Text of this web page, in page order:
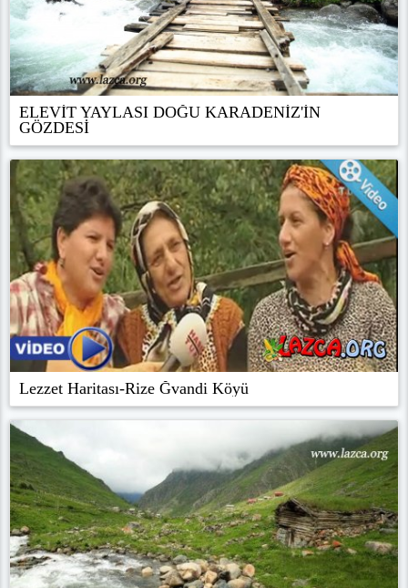
GÖZDESİ
Lezzet Haritası-Rize Ğvandi Köyü
Toprakla kaplı çatıları olan yaylalar